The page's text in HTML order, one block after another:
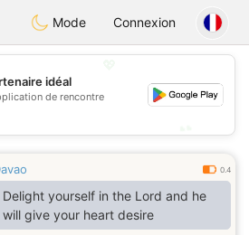
AustraliaChat
Mode Connexion
💕
idéal
de rencontre
0.4
Delight yourself in the Lord and he
will give your heart desire